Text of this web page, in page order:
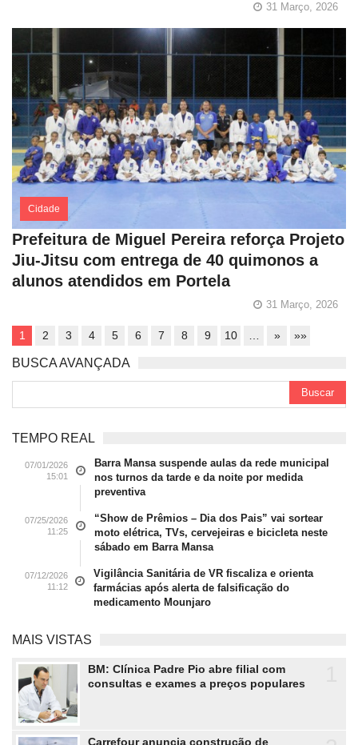
31 Março, 2026
Cidade
Prefeitura de Miguel Pereira reforça Projeto
Jiu-Jitsu com entrega de 40 quimonos a
alunos atendidos em Portela
31 Março, 2026
1 2 3 4 5 6 7 8 9 10 » »»
BUSCA AVANÇADA
TEMPO REAL
07/01/2026
15:01
Barra Mansa suspende aulas da rede municipal
nos turnos da tarde e da noite por medida
preventiva
07/25/2026
11:25
“Show de Prêmios – Dia dos Pais” vai sortear
moto elétrica, TVs, cervejeiras e bicicleta neste
sábado em Barra Mansa
07/12/2026
11:12
Vigilância Sanitária de VR fiscaliza e orienta
farmácias após alerta de falsificação do
medicamento Mounjaro
MAIS VISTAS
BM: Clínica Padre Pio abre filial com
consultas e exames a preços populares
Carrefour anuncia construção de